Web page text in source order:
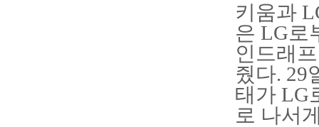
키움과
은 LG로
인드래
줬다. 29
태가 LG
로 나서